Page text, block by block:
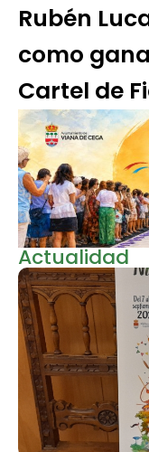
Rubén
como
Cartel de
Actualidad